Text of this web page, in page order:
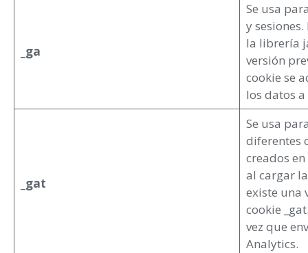
_ga
Se usa
y
la librería
versión
cookie se
los datos
_gat
Se usa
diferentes
creados
al cargar
existe una
cookie
vez que
Analytics.